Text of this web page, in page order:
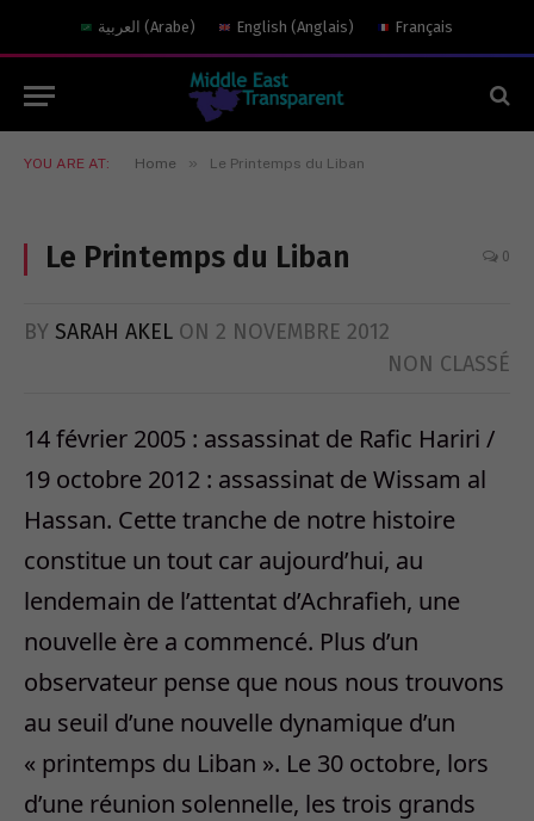
العربية (Arabe) English (Anglais) Français
YOU ARE AT: Home » Le Printemps du Liban
Le Printemps du Liban 0
BY SARAH AKEL ON 2 NOVEMBRE 2012
NON CLASSÉ
14 février 2005 : assassinat de Rafic Hariri /
19 octobre 2012 : assassinat de Wissam al
Hassan. Cette tranche de notre histoire
constitue un tout car aujourd’hui, au
lendemain de l’attentat d’Achrafieh, une
nouvelle ère a commencé. Plus d’un
observateur pense que nous nous trouvons
au seuil d’une nouvelle dynamique d’un
« printemps du Liban ». Le 30 octobre, lors
d’une réunion solennelle, les trois grands